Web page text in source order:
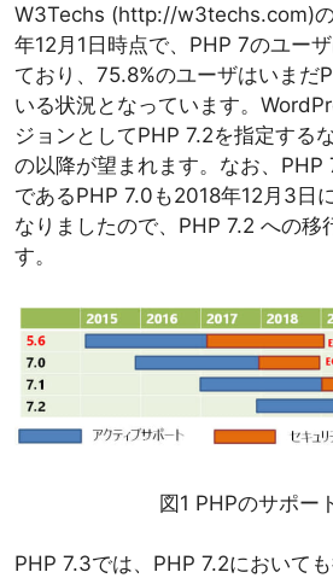
W3Techs (http://w3techs.com)
年12月1日時点で、PHP 7のユー
ており、75.8%のユーザはいまだ
いる状況となっています。
ジョンとしてPHP 7.2を指定する
の以降が望まれます。なお、PHP
であるPHP 7.0も2018年12月3日
なりましたので、PHP 7.2 への移
す。
図1 PHPのサポー
PHP 7.3では、PHP 7.2において